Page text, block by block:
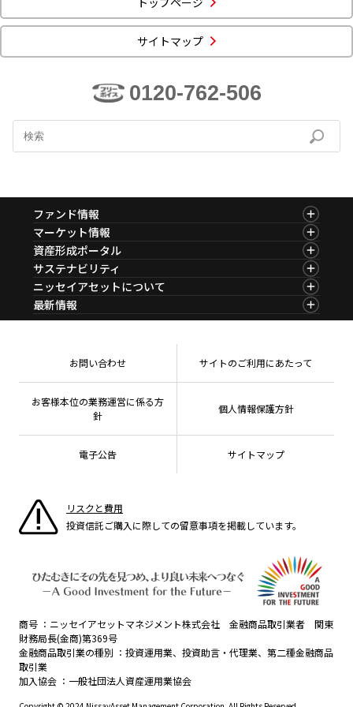
投資信託新商品のご案内
ちょこっと3分！ファンドシアター
有価証券届出書の効力の発生の有無について
確定拠出年金について
確定拠出年金制度について
確定拠出年金での商品の選び方について
確定拠出年金 基準価額一覧
Goal Navi
投資の教室
SDGsとは？
トップメッセージ
ニッセイアセットの重要課題
サステナビリティへの取り組み
サステナビリティレポート
サステナブル投資
議決権行使について
ニッセイアセットについてTOP
方針・その他開示情報
公式キャラクターのご紹介
法人のお客さま
採用情報 English
検索したいキーワードを入力してください。
資産形成はじめるなら
サイトマップ
0120-762-506
ファンド情報
ファンド情報TOP
基準価額一覧
ファンド検索
ファンド比較
決算カレンダー
海外休日カレンダー
投資信託新商品のご案内
ちょこっと3分！ファンドシアター
有価証券届出書の効力の発生の有無について
こだわりのインデックスファンド 購入・換金手数料
なしシリーズ
確定拠出年金について
マーケット情報
マーケット情報TOP
マーケット指数
マーケットレポート
コラム
ファンドレポート
資産形成ポータル
資産形成ポータルTOP
資産形成サービス
Nダイレクト
資産形成サポート
NAMシティ
お問い合わせ
よくあるご質問
サステナビリティ
サステナビリティTOP
サステナビリティ経営
サステナブル投資
ニッセイアセットについて
ニッセイアセットについてTOP
会社情報
方針・その他開示情報
公式キャラクターのご紹介
最新情報
マーケットニュース
メディアお問い合わせ サイトのご利用にあたって
お客様本位の業務運営に係る方
針
個人情報保護方針
電子公告 サイトマップ
リスクと費用
投資信託ご購入に際しての留意事項を掲載しています。
商号
ニッセイアセットマネジメント株式会社 金融商品取引業者 関東
財務局長(金商)第369号
金融商品取引業の種別
投資運用業、投資助言・代理業、第二種金融商品
取引業
加入協会
一般社団法人資産運用業協会